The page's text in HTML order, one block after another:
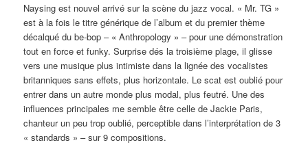
Naysing est nouvel arrivé sur la scène du jazz vocal. « Mr. TG »
est à la fois le titre générique de l’album et du premier thème
décalqué du be-bop – « Anthropology » – pour une démonstration
tout en force et funky. Surprise dés la troisième plage, il glisse
vers une musique plus intimiste dans la lignée des vocalistes
britanniques sans effets, plus horizontale. Le scat est oublié pour
entrer dans un autre monde plus modal, plus feutré. Une des
influences principales me semble être celle de Jackie Paris,
chanteur un peu trop oublié, perceptible dans l’interprétation de 3
« standards » – sur 9 compositions.